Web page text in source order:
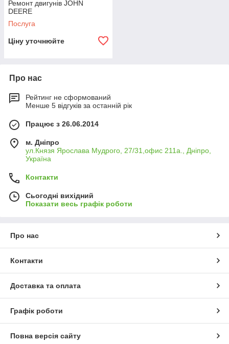
Ремонт двигунів JOHN
DEERE
Послуга
Ціну уточнюйте
Про нас
Рейтинг не сформований
Менше 5 відгуків за останній рік
Працює з 26.06.2014
м. Дніпро
ул.Князя Ярослава Мудрого, 27/31,офис 211а., Дніпро,
Україна
Контакти
Сьогодні вихідний
Показати весь графік роботи
Про нас
Контакти
Доставка та оплата
Графік роботи
Повна версія сайту